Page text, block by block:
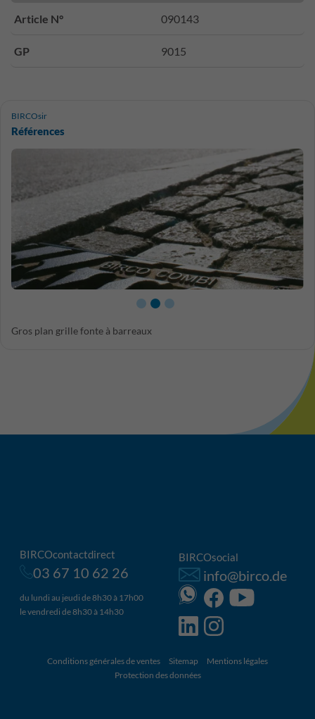
Article N° 090143
GP 9015
BIRCOsir
Références
Gros plan grille fonte à barreaux
BIRCOcontactdirect
03 67 10 62 26
du lundi au jeudi de 8h30 à 17h00
le vendredi de 8h30 à 14h30
BIRCOsocial
info@birco.de
Conditions générales de ventes Sitemap
Mentions légales
Protection des données